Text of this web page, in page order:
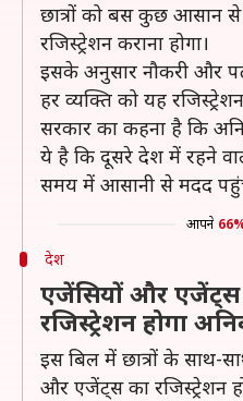
छात्रों को बस कुछ आसान
रजिस्ट्रेशन कराना होगा।
इसके अनुसार नौकरी और
हर व्यक्ति को यह रजिस्ट्रेशन
सरकार का कहना है कि
ये है कि दूसरे देश में रहने
समय में आसानी से मदद
आपने
देश
एजेंसियों और
रजिस्ट्रेशन होगा
इस बिल में छात्रों के साथ-
और एजेंट्स का रजिस्ट्रेशन